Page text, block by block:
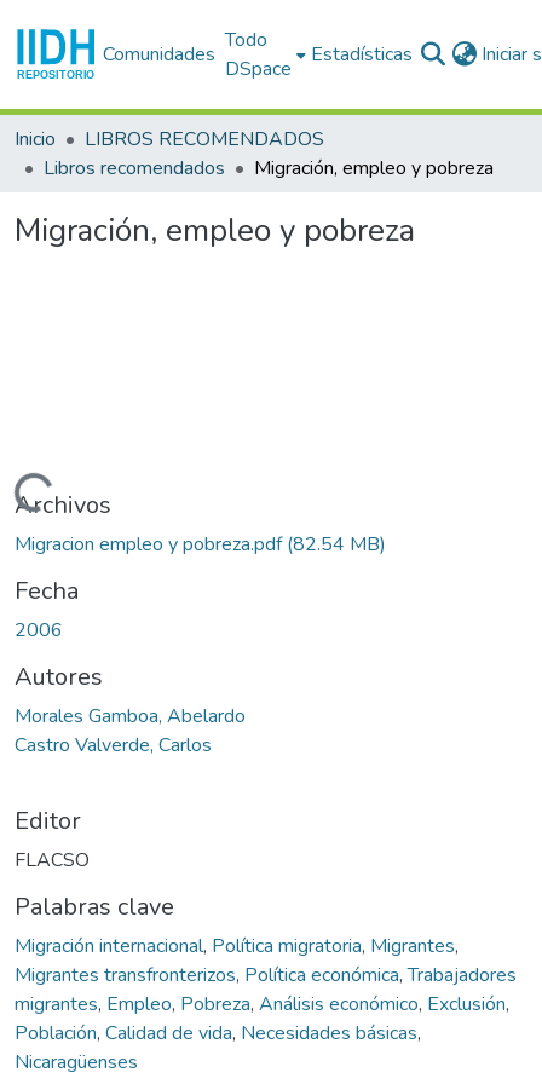
Comunidades
Todo
DSpace
Estadísticas Iniciar
Inicio
LIBROS RECOMENDADOS
Libros recomendados
Migración, empleo y pobreza
Migración, empleo y pobreza
Cargando...
Archivos
Migracion empleo y pobreza.pdf(82.54 MB)
Fecha
2006
Autores
Morales Gamboa, Abelardo
Castro Valverde, Carlos
Editor
FLACSO
Palabras clave
Migración internacional, Política migratoria, Migrantes,
Migrantes transfronterizos, Política económica,Trabajadores
migrantes, Empleo, Pobreza, Análisis económico, Exclusión,
Población, Calidad de vida, Necesidades básicas,
Nicaragüenses